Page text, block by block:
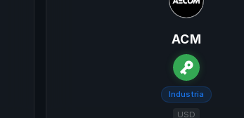
ACM
Industria
USD